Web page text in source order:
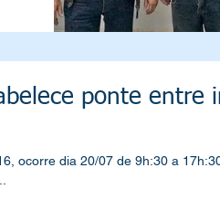
ponte entre
ocorre dia 20/07 de 9h:30 a